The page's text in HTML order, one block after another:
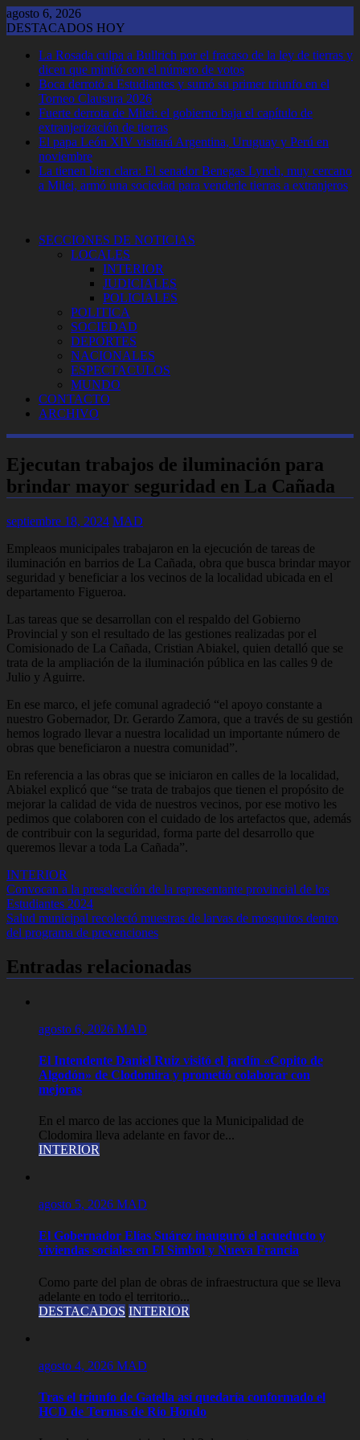
Saltar
al
agosto 6, 2026
DESTACADOS HOY
La Rosada culpa a Bullrich por el fracaso de la ley de tierras y
dicen que mintió con el número de votos
Boca derrotó a Estudiantes y sumó su primer triunfo en el
Torneo Clausura 2026
Fuerte derrota de Milei: el gobierno baja el capítulo de
extranjerización de tierras
El papa León XIV visitará Argentina, Uruguay y Perú en
noviembre
La tienen bien clara: El senador Benegas Lynch, muy cercano
a Milei, armó una sociedad para venderle tierras a extranjeros
SECCIONES DE NOTICIAS
LOCALES
INTERIOR
JUDICIALES
POLICIALES
POLITICA
SOCIEDAD
DEPORTES
NACIONALES
ESPECTACULOS
MUNDO
CONTACTO
ARCHIVO
Ejecutan trabajos de iluminación para
brindar mayor seguridad en La Cañada
septiembre 18, 2024 MAD
Empleaos municipales trabajaron en la ejecución de tareas de
iluminación en barrios de La Cañada, obra que busca brindar mayor
seguridad y beneficiar a los vecinos de la localidad ubicada en el
departamento Figueroa.
Las tareas que se desarrollan con el respaldo del Gobierno
Provincial y son el resultado de las gestiones realizadas por el
Comisionado de La Cañada, Cristian Abiakel, quien detalló que se
trata de la ampliación de la iluminación pública en las calles 9 de
Julio y Aguirre.
En ese marco, el jefe comunal agradeció “el apoyo constante a
nuestro Gobernador, Dr. Gerardo Zamora, que a través de su gestión
hemos logrado llevar a nuestra localidad un importante número de
obras que beneficiaron a nuestra comunidad”.
En referencia a las obras que se iniciaron en calles de la localidad,
Abiakel explicó que “se trata de trabajos que tienen el propósito de
mejorar la calidad de vida de nuestros vecinos, por ese motivo les
pedimos que colaboren con el cuidado de los artefactos que, además
de contribuir con la seguridad, forma parte del desarrollo que
queremos llevar a toda La Cañada”.
INTERIOR
Navegación
de
entradas
Convocan a la preselección de la representante provincial de los
Estudiantes 2024
Salud municipal recolectó muestras de larvas de mosquitos dentro
del programa de prevenciones
Entradas relacionadas
agosto 6, 2026 MAD
El Intendente Daniel Ruiz visitó el jardín «Copito de
Algodón» de Clodomira y prometió colaborar con
mejoras
En el marco de las acciones que la Municipalidad de
Clodomira lleva adelante en favor de...
INTERIOR
agosto 5, 2026 MAD
El Gobernador Elías Suárez inauguró el acueducto y
viviendas sociales en El Simbol y Nueva Francia
Como parte del plan de obras de infraestructura que se lleva
adelante en todo el territorio...
DESTACADOS INTERIOR
agosto 4, 2026 MAD
Tras el triunfo de Gatella así quedaría conformado el
HCD de Termas de Río Hondo